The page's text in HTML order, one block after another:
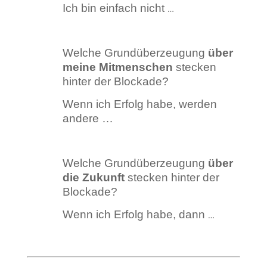
Ich bin einfach nicht …
Welche Grundüberzeugung über
meine Mitmenschen stecken
hinter der Blockade?
Wenn ich Erfolg habe, werden
andere …
Welche Grundüberzeugung über
die Zukunftstecken hinter der
Blockade?
Wenn ich Erfolg habe, dann …